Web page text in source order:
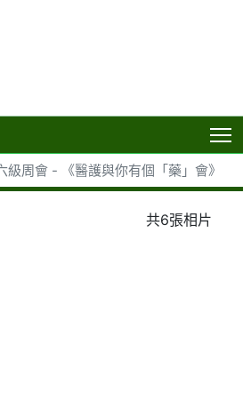
級周會 - 《醫護與你有個「藥」會》
共6張相片